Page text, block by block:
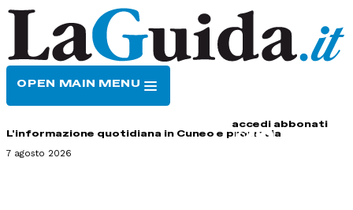
OPEN MAIN MENU
accedi abbonati
L'informazione quotidiana in Cuneo e provincia
7 agosto 2026